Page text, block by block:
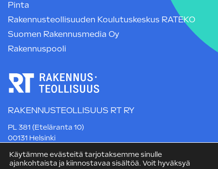
Pinta
Rakennusteollisuuden Koulutuskeskus RATEKO
Suomen Rakennusmedia Oy
Rakennuspooli
RAKENNUSTEOLLISUUS RT RY
PL 381 (Eteläranta 10)
00131 Helsinki
rt@rakennusteollisuus.fi
Käytämme evästeitä tarjotaksemme sinulle
ajankohtaista ja kiinnostavaa sisältöä. Voit hyväksyä